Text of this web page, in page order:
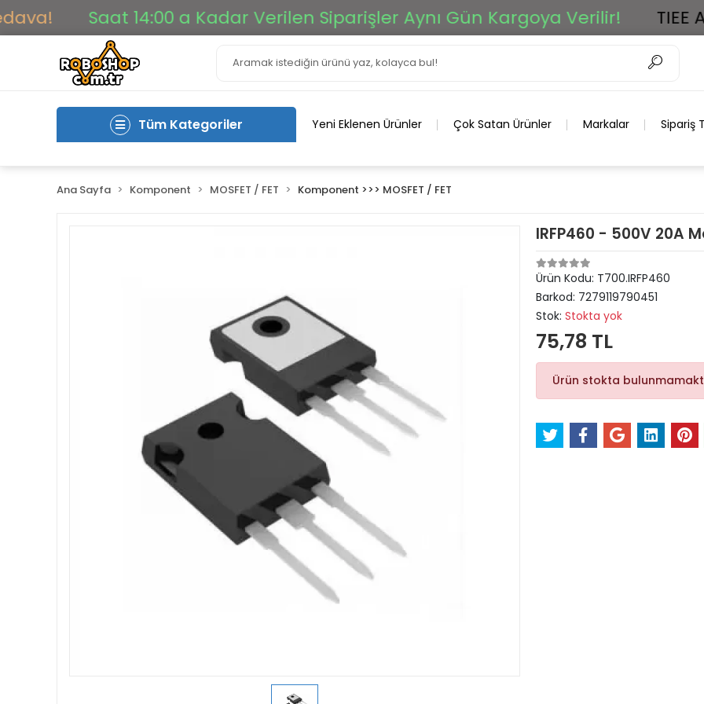
Saat 14:00 a Kadar Verilen Siparişler Aynı Gün Kargoya Verilir! TIEE
Tüm Kategoriler Yeni Eklenen Ürünler Çok Satan Ürünler Markalar Sipariş
Ana Sayfa Komponent MOSFET / FET Komponent >>> MOSFET / FET
IRFP460 - 500V 20A
Ürün Kodu: T700.IRFP460
Barkod: 7279119790451
Stok: Stokta yok
75,78 TL
Ürün stokta